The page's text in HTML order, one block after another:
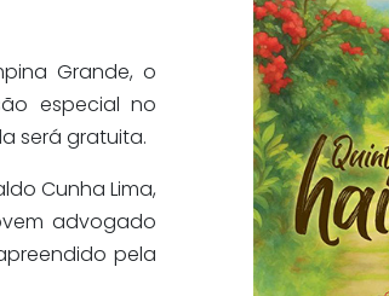
Grande, o
especial no
será gratuita.
Cunha Lima,
advogado
pela